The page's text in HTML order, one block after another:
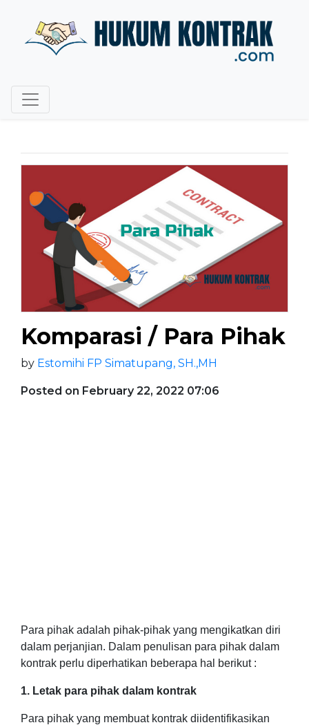
Komparasi / Para Pihak
by Estomihi FP Simatupang, SH.,MH
Posted on February 22, 2022 07:06
Para pihak adalah pihak-pihak yang mengikatkan diri
dalam perjanjian. Dalam penulisan para pihak dalam
kontrak perlu diperhatikan beberapa hal berikut :
1. Letak para pihak dalam kontrak
Para pihak yang membuat kontrak diidentifikasikan